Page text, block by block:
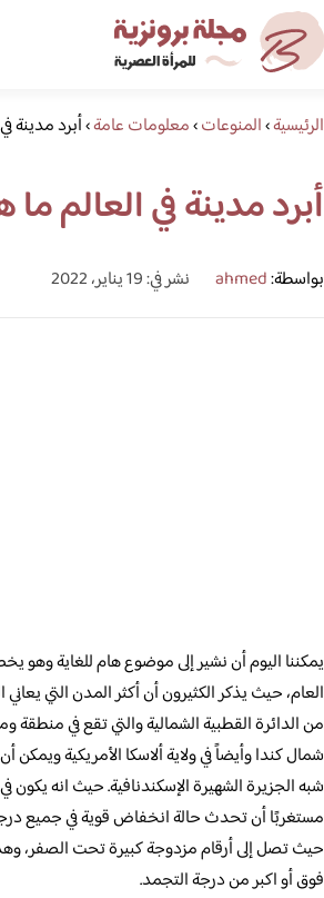
الرئيسية›المنوعات›معلومات عامة›أبرد مدينة
أبرد مدينة في العالم
بواسطة:ahmed نشر في: 19 يناير، 2022
يمكننا اليوم أن نشير إلى موضوع هام للغاية وهو
العام، حيث يذكر الكثيرون أن أكثر المدن التي
من الدائرة القطبية الشمالية والتي تقع في
شمال كندا وأيضاً في ولاية ألاسكا الأمريكية
شبه الجزيرة الشهيرة الإسكندنافية. حيث انه
مستغربًا أن تحدث حالة انخفاض قوية في جميع
حيث تصل إلى أرقام مزدوجة كبيرة تحت الصفر،
فوق أو اكبر من درجة التجمد.